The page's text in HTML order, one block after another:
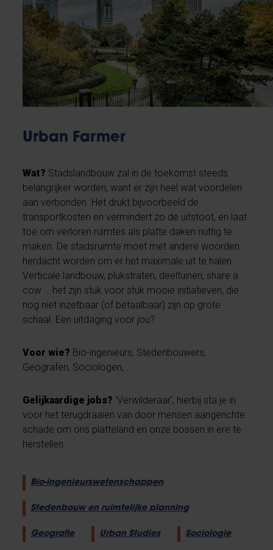
Urban Farmer
Wat? Stadslandbouw zal in de toekomst steeds
belangrijker worden, want er zijn heel wat voordelen
aan verbonden. Het drukt bijvoorbeeld de
transportkosten en vermindert zo de uitstoot, en laat
toe om verloren ruimtes als platte daken nuttig te
maken. De stadsruimte moet met andere woorden
herdacht worden om er het maximale uit te halen.
Verticale landbouw, plukstraten, deeltuinen, share a
cow … het zijn stuk voor stuk mooie initiatieven, die
nog niet inzetbaar (of betaalbaar) zijn op grote
schaal. Een uitdaging voor jou?
Voor wie? Bio-ingenieurs, Stedenbouwers,
Geografen, Sociologen, …
Gelijkaardige jobs? 'Verwilderaar', hierbij sta je in
voor het terugdraaien van door mensen aangerichte
schade om ons platteland en onze bossen in ere te
herstellen.
Bio-ingenieurswetenschappen
Stedenbouw en ruimtelijke planning
Geografie Urban Studies Sociologie